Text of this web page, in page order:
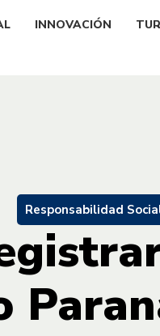
INNOVACIÓN
Responsabilidad